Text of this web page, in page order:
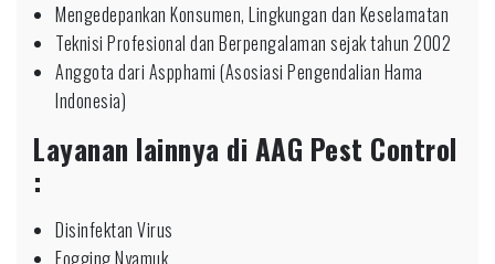
Mengedepankan Konsumen, Lingkungan dan Keselamatan
Teknisi Profesional dan Berpengalaman sejak tahun 2002
Anggota dari Aspphami (Asosiasi Pengendalian Hama
Indonesia)
Layanan lainnya di AAG Pest Control
:
Disinfektan Virus
Fogging Nyamuk